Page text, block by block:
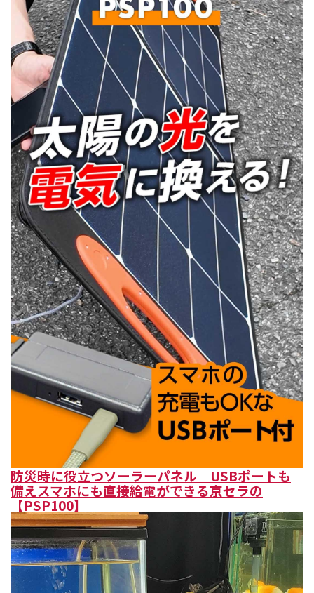
防災時に役立つソーラーパネル USBポートも
備えスマホにも直接給電ができる京セラの
【PSP100】